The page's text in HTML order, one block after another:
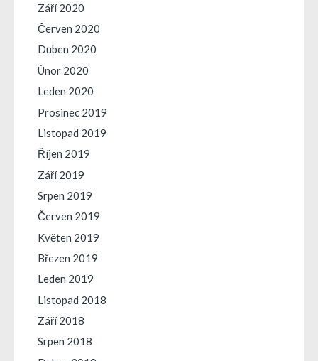
Září 2020
Červen 2020
Duben 2020
Únor 2020
Leden 2020
Prosinec 2019
Listopad 2019
Říjen 2019
Září 2019
Srpen 2019
Červen 2019
Květen 2019
Březen 2019
Leden 2019
Listopad 2018
Září 2018
Srpen 2018